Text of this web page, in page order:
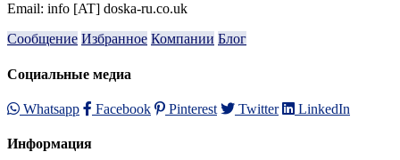
Email: info [AT] doska-ru.co.uk
Сообщение Избранное Компании Блог
Социальные медиа
Whatsapp Facebook Pinterest Twitter LinkedIn
Информация